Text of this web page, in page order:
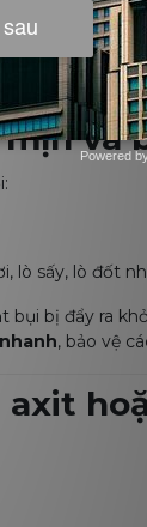
và
lò sấy, lò đốt
bụi bị đẩy ra
, bảo vệ
axit
Powered